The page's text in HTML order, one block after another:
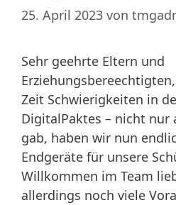
25. April 2023 von
Sehr geehrte Eltern und
Zeit Schwierigkeiten in
DigitalPaktes – nicht nur
gab, haben wir nun
Endgeräte für unsere
Willkommen im Team
allerdings noch viele